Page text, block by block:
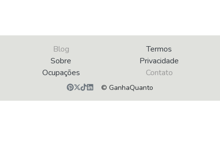
© GanhaQuanto
Blog
Sobre
Ocupações
Termos
Privacidade
Contato